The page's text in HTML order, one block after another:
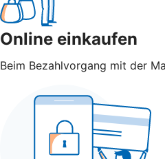
Online einkaufen
Beim Bezahlvorgang mit der